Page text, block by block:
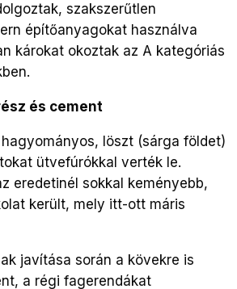
szakszerűtlen
építőanyagokat használva
károkat okoztak az A kategóriás
és cement
löszt (sárga földet)
ütvefúrókkal verték le.
eredetinél sokkal keményebb,
került, mely itt-ott máris
javítása során a kövekre is
a régi fagerendákat